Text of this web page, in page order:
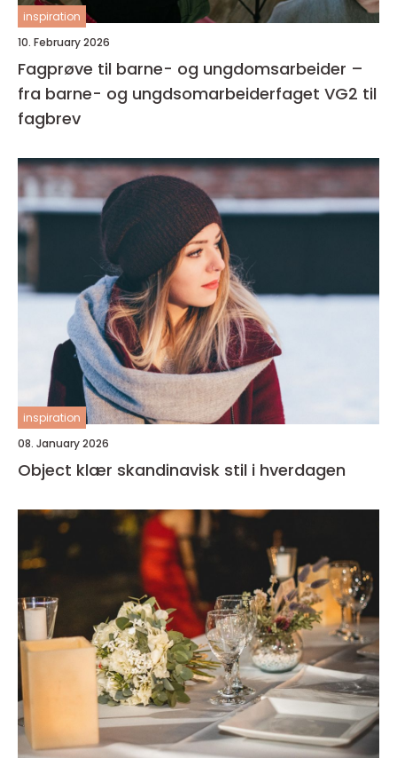
inspiration
10. February 2026
Fagprøve til barne- og ungdomsarbeider –
fra barne- og ungdsomarbeiderfaget VG2 til
fagbrev
inspiration
08. January 2026
Object klær skandinavisk stil i hverdagen